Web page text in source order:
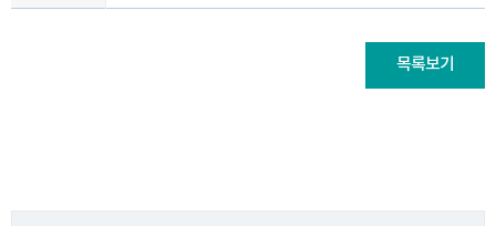
목록보기